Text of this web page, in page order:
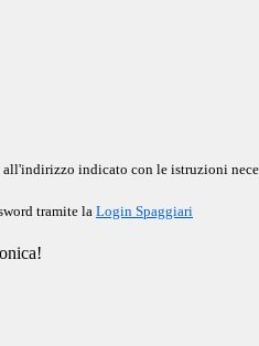
all'indirizzo indicato con le istruzioni
tramite la Login Spaggiari